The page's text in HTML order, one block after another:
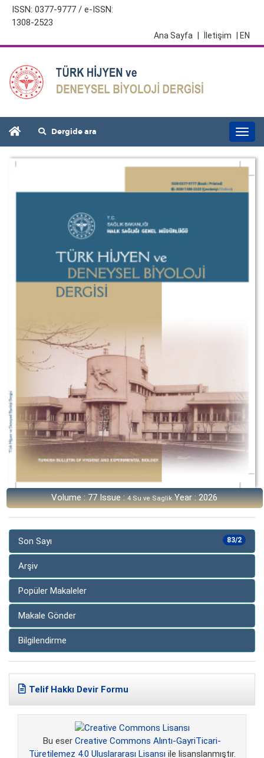
ISSN: 0377-9777 / e-ISSN:
1308-2523
| EN
İletişim
Ana Sayfa
Dergide ara
Volume : 77 Issue :4 Su ve SaglikYear : 2026
83/2
Son Sayı
Arşiv
Popüler Makaleler
Makale Gönder
Bilgilendirme
Telif Hakkı Devir Formu
Bu eser Creative Commons Alıntı-GayriTicari-
Türetilemez 4.0 Uluslararası Lisansı ile lisanslanmıştır.